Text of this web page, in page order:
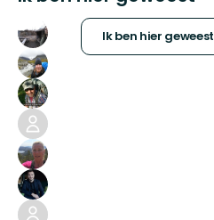
Ik ben hier geweest